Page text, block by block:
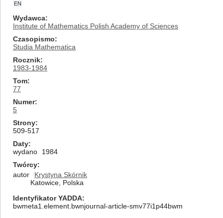
EN
Wydawca
Institute of Mathematics Polish Academy of Sciences
Czasopismo
Studia Mathematica
Rocznik
1983-1984
Tom
77
Numer
5
Strony
509-517
Daty
wydano
1984
Twórcy
autor
Krystyna Skórnik
Katowice, Polska
Identyfikator YADDA
bwmeta1.element.bwnjournal-article-smv77i1p44bwm